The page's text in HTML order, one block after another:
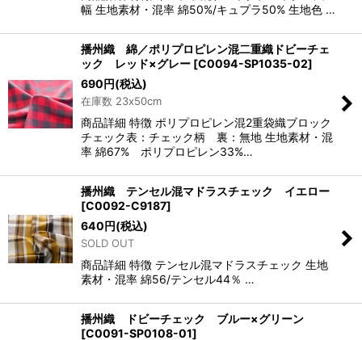
幅 生地素材・混率 綿50%/キュプラ50% 生地色 …
播州織 綿／ポリプロピレン混二重織ドビーチェ
ック レッド×グレー [C0094-SP1035-02]
690円(税込)
在庫数 23x50cm
商品詳細 特徴 ポリプロピレン混2重袋織ブロック
チェック表：チェック柄 裏：無地 生地素材・混
率 綿67% ポリプロピレン33%…
播州織 テンセル混マドラスチェック イエロー
[C0092-C9187]
640円(税込)
SOLD OUT
商品詳細 特徴 テンセル混マドラスチェック 生地
素材・混率 綿56/テンセル44％ …
播州織 ドビーチェック ブルー×グリーン
[C0091-SP0108-01]